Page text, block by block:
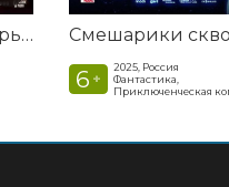
Последний богатырь. Колобок
6 +
2025, Россия
Фантастика,
Приключенческая